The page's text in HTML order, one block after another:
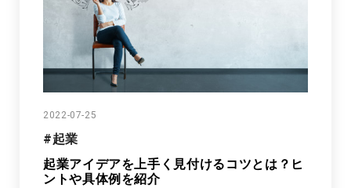
2022-07-25
#起業
起業アイデアを上手く見付けるコツとは？ヒ
ントや具体例を紹介